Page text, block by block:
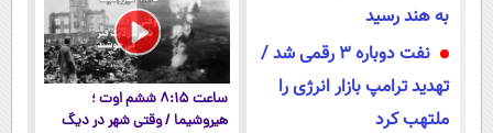
به هند رسید
نفت دوباره ۳ رقمی شد /
تهدید ترامپ بازار انرژی را
ملتهب کرد
ساعت ۸:۱۵ ششم اوت ؛
هیروشیما / وقتی شهر در دیگ